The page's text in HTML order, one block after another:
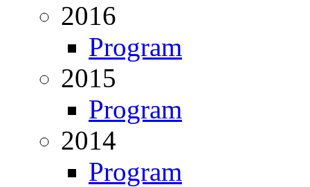
2016
Program
2015
Program
2014
Program